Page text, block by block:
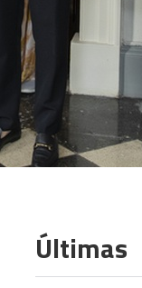
Últimas